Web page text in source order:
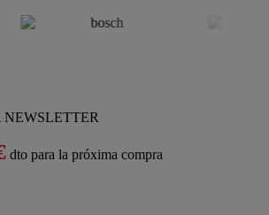
dto para la próxima compra